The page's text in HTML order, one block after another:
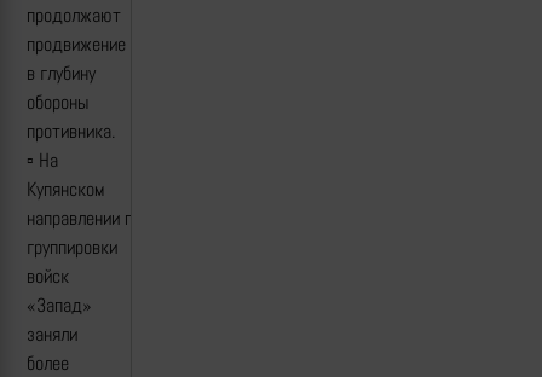
продолжают
продвижение
в глубину
обороны
противника.
▫️ На
Купянском
направлении подразделения
группировки
войск
«Запад»
заняли
более